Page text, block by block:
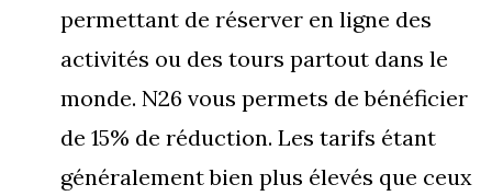
permettant de réserver en ligne des
activités ou des tours partout dans le
monde. N26 vous permets de bénéficier
de 15% de réduction. Les tarifs étant
généralement bien plus élevés que ceux